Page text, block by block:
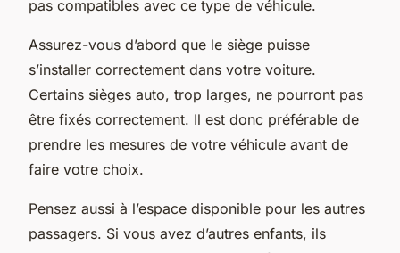
pas compatibles avec ce type de véhicule.
Assurez-vous d’abord que le siège puisse
s’installer correctement dans votre voiture.
Certains sièges auto, trop larges, ne pourront pas
être fixés correctement. Il est donc préférable de
prendre les mesures de votre véhicule avant de
faire votre choix.
Pensez aussi à l’espace disponible pour les autres
passagers. Si vous avez d’autres enfants, ils